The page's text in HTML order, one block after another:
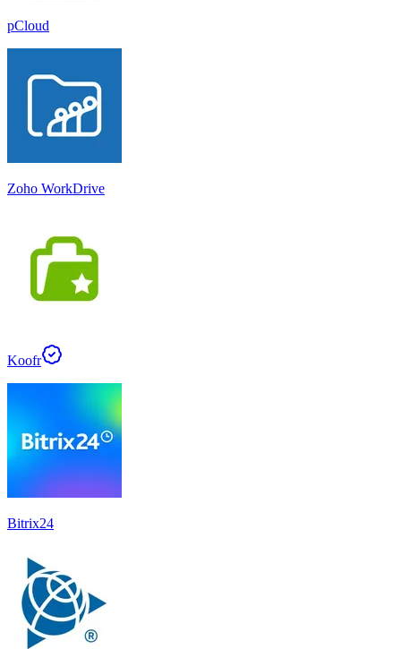
pCloud
Zoho WorkDrive
Koofr
Bitrix24